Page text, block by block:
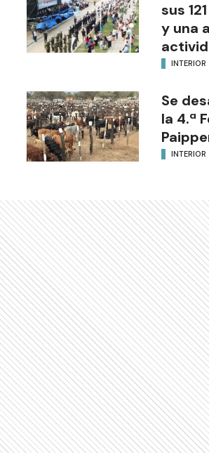
sus
y una
INTERIOR
Se
la 4.ª
INTERIOR